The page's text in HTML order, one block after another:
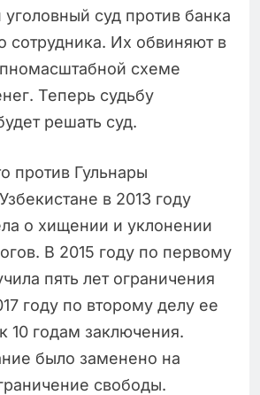
суд против банка
сотрудника. Их обвиняют в
схеме
Теперь судьбу
решать суд.
против Гульнары
в 2013 году
о хищении и уклонении
В 2015 году по первому
пять лет ограничения
году по второму делу ее
10 годам заключения.
было заменено на
свободы.